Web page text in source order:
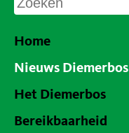
Home
Nieuws Diemerbos
Het Diemerbos
Bereikbaarheid